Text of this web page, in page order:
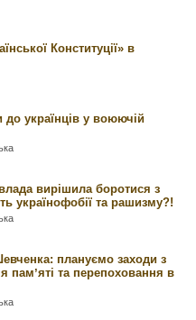
Конституції» в
українців у воюючій
вирішила боротися з
українофобії та рашизму?!
плануємо заходи з
памʼяті та перепоховання в